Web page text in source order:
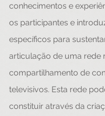
conhecimentos e
os participantes e
específicos para
articulação de uma rede
compartilhamento de
televisivos. Esta rede
constituir através da